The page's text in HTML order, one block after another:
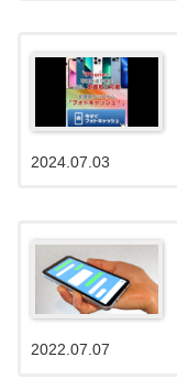
2024.07.03
2022.07.07